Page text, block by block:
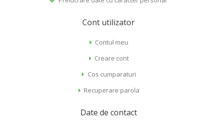
Cont utilizator
Contul meu
Creare cont
Cos cumparaturi
Recuperare parola
Date de contact